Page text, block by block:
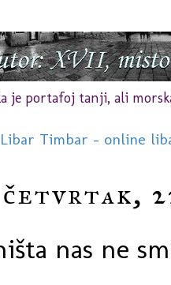
je portafoj tanji, ali
Libar Timbar - online
četvrtak,
nas ne